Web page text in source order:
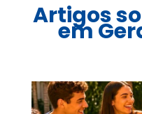
Artigos
em